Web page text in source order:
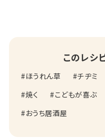
このレシ
ほうれん草 チヂミ
焼く
こどもが喜ぶ
おうち居酒屋